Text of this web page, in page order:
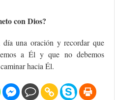
con Dios?
una oración y recordar que
a Él y que no debemos
hacia Él.